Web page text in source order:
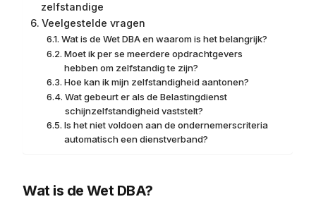
zelfstandige
Veelgestelde vragen
Wat is de Wet DBA en waarom is het belangrijk?
Moet ik per se meerdere opdrachtgevers
hebben om zelfstandig te zijn?
Hoe kan ik mijn zelfstandigheid aantonen?
Wat gebeurt er als de Belastingdienst
schijnzelfstandigheid vaststelt?
Is het niet voldoen aan de ondernemerscriteria
automatisch een dienstverband?
Wat is de Wet DBA?